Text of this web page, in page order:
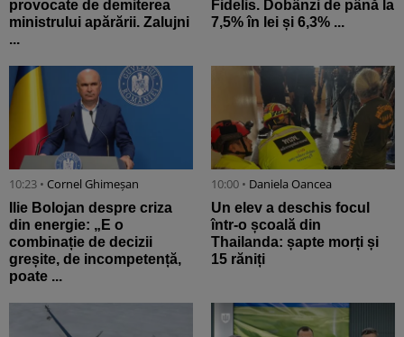
provocate de demiterea
ministrului apărării. Zalujni
...
Fidelis. Dobânzi de până la
7,5% în lei și 6,3% ...
10:23 • Cornel Ghimeșan
Ilie Bolojan despre criza
din energie: „E o
combinație de decizii
greșite, de incompetență,
poate ...
10:00 • Daniela Oancea
Un elev a deschis focul
într-o școală din
Thailanda: șapte morți și
15 răniți